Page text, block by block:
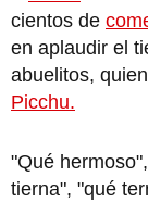
cientos de
en aplaudir el
abuelitos,
Picchu.
"Qué
tierna", "qué